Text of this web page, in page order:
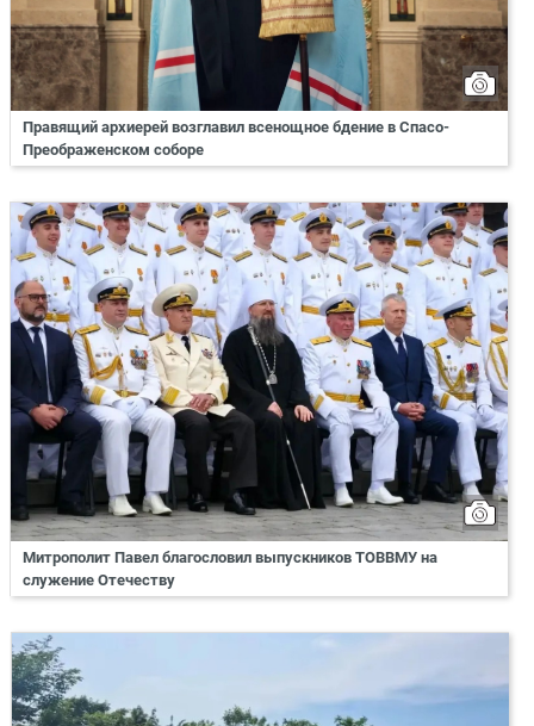
Правящий архиерей возглавил всенощное бдение в Спасо-
Преображенском соборе
Митрополит Павел благословил выпускников ТОВВМУ на
служение Отечеству